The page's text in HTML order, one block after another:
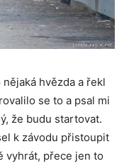
hvězda a řekl
se to a psal mi
že budu startovat.
k závodu přistoupit
vyhrát, přece jen to